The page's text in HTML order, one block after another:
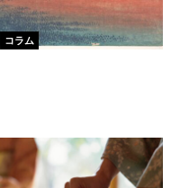
コラム